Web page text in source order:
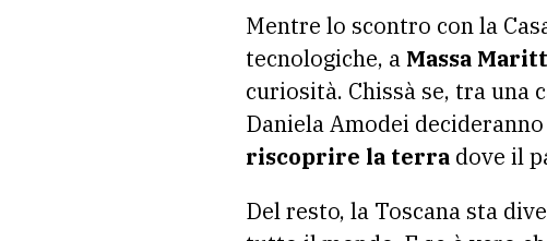
Mentre lo scontro con la
tecnologiche, a Massa
curiosità. Chissà se, tra una
Daniela Amodei
riscoprire la terra dove il
Del resto, la Toscana sta